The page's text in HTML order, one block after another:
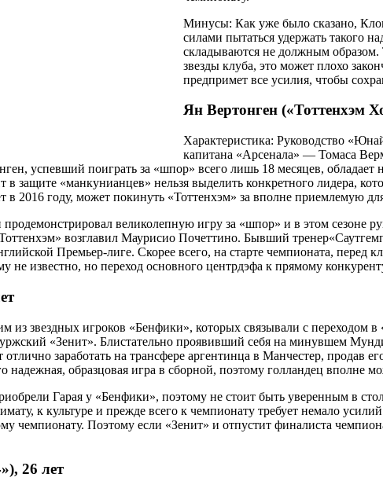
Минусы: Как уже было сказано,
силами пытаться удержать такого
складываются не должным
звезды клуба, это может плохо
предпримет все усилия, чтобы
Ян Вертонген («Тоттенхэм
Характеристика: Руководство
капитана «Арсенала» — Томаса
успевший поиграть за «шпор» всего лишь 18 месяцев,
защите «манкунианцев» нельзя выделить конкретного лидера,
в 2016 году, может покинуть «Тоттенхэм» за вполне приемлемую
великолепную игру за «шпор» и в этом сезоне
возглавил Маурисио Почеттино. Бывший
Премьер-лиге. Скорее всего, на старте чемпионата, перед
не известно, но переход основного центрдэфа к прямому
из звездных игроков «Бенфики», которых связывали с переходом
«Зенит». Блистательно проявивший себя на минувшем
отлично заработать на трансфере аргентинца в Манчестер,
образцовая игра в сборной, поэтому голландец вполне
Гарая у «Бенфики», поэтому не стоит быть уверенным в
к культуре и прежде всего к чемпионату требует немало
чемпионату. Поэтому если «Зенит» и отпустит финалиста
26 лет